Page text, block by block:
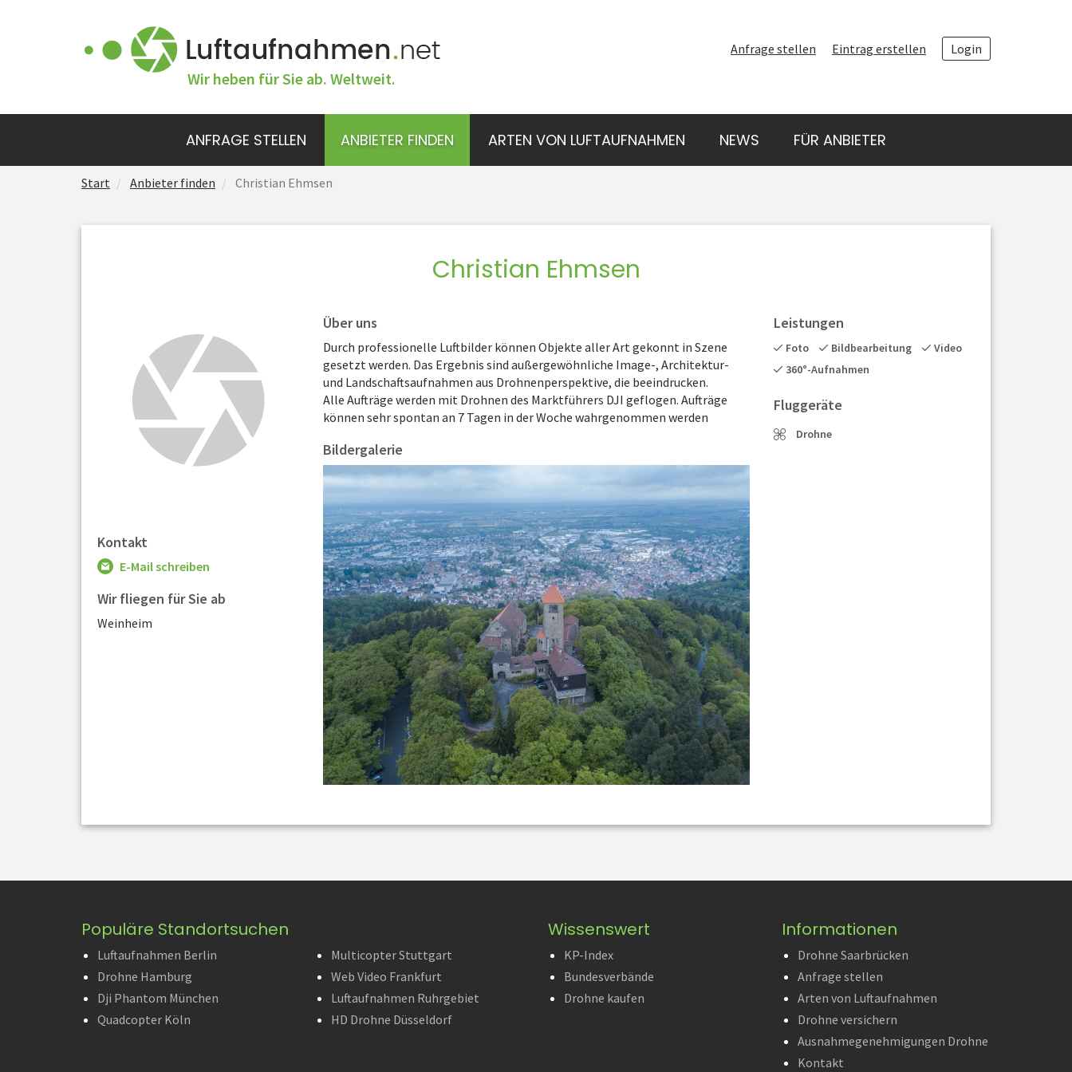
Wir heben für Sie ab. Weltweit.
Anfrage stellen Eintrag erstellen Login
ANFRAGE STELLEN ANBIETER FINDEN ARTEN VON LUFTAUFNAHMEN NEWS FÜR ANBIETER
Start Anbieter finden Christian Ehmsen
Christian Ehmsen
Kontakt
E-Mail schreiben
Wir fliegen für Sie ab
Weinheim
Über uns
Durch professionelle Luftbilder können Objekte aller Art gekonnt in Szene
gesetzt werden. Das Ergebnis sind außergewöhnliche Image-, Architektur-
und Landschaftsaufnahmen aus Drohnenperspektive, die beeindrucken.
Alle Aufträge werden mit Drohnen des Marktführers DJI geflogen. Aufträge
können sehr spontan an 7 Tagen in der Woche wahrgenommen werden
Bildergalerie
Leistungen
Foto Bildbearbeitung
Video
360°-Aufnahmen
Fluggeräte
Drohne
Populäre Standortsuchen
Luftaufnahmen Berlin
Drohne Hamburg
Dji Phantom München
Quadcopter Köln
Multicopter Stuttgart
Web Video Frankfurt
Luftaufnahmen Ruhrgebiet
HD Drohne Düsseldorf
Wissenswert
KP-Index
Bundesverbände
Drohne kaufen
Informationen
Drohne Saarbrücken
Anfrage stellen
Arten von Luftaufnahmen
Drohne versichern
Ausnahmegenehmigungen Drohne
Kontakt
ANFRAGE STELLEN
FÜR ANBIETER